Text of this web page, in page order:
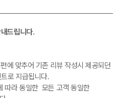
드립니다.
에 맞추어 기존 리뷰 작성시 제공되던
로 지급됩니다.
따라 동일한 모든 고객 동일한